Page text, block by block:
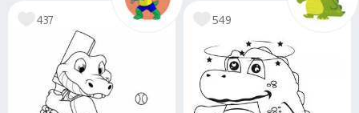
437 549